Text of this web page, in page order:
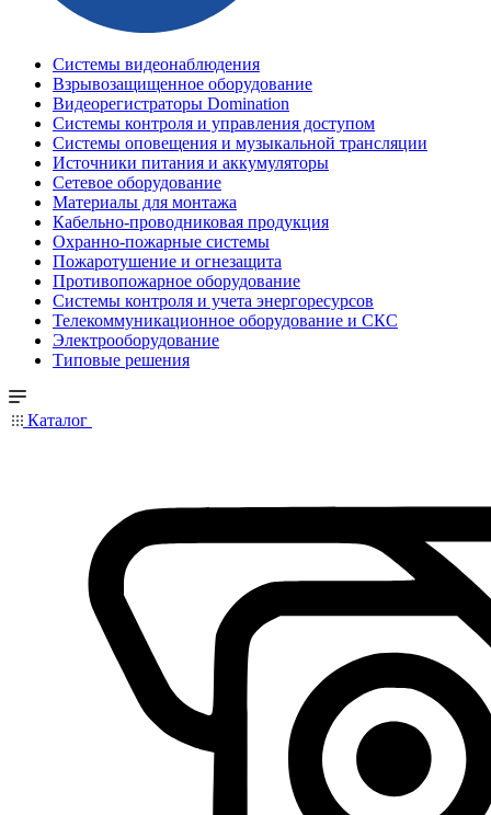
Системы видеонаблюдения
Взрывозащищенное оборудование
Видеорегистраторы Domination
Системы контроля и управления доступом
Системы оповещения и музыкальной трансляции
Источники питания и аккумуляторы
Сетевое оборудование
Материалы для монтажа
Кабельно-проводниковая продукция
Охранно-пожарные системы
Пожаротушение и огнезащита
Противопожарное оборудование
Системы контроля и учета энергоресурсов
Телекоммуникационное оборудование и СКС
Электрооборудование
Типовые решения
Каталог